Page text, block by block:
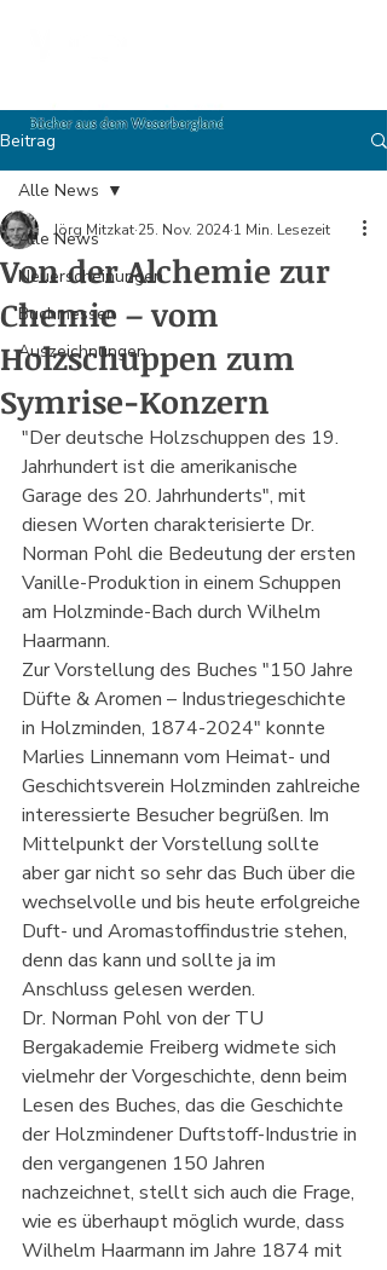
Beitrag
Alle News
Neuerscheinungen
Buchmessen
Auszeichnungen
Alle News
Von der Alchemie zur
Chemie – vom
Holzschuppen zum
Symrise-Konzern
Jörg Mitzkat 25. Nov. 2024 1 Min. Lesezeit
"Der deutsche Holzschuppen des 19.
Jahrhundert ist die amerikanische
Garage des 20. Jahrhunderts", mit
diesen Worten charakterisierte Dr.
Norman Pohl die Bedeutung der ersten
Vanille-Produktion in einem Schuppen
am Holzminde-Bach durch Wilhelm
Haarmann.
Zur Vorstellung des Buches "150 Jahre
Düfte & Aromen – Industriegeschichte
in Holzminden, 1874-2024" konnte
Marlies Linnemann vom Heimat- und
Geschichtsverein Holzminden zahlreiche
interessierte Besucher begrüßen. Im
Mittelpunkt der Vorstellung sollte
aber gar nicht so sehr das Buch über die
wechselvolle und bis heute erfolgreiche
Duft- und Aromastoffindustrie stehen,
denn das kann und sollte ja im
Anschluss gelesen werden.
Dr. Norman Pohl von der TU
Bergakademie Freiberg widmete sich
vielmehr der Vorgeschichte, denn beim
Lesen des Buches, das die Geschichte
der Holzmindener Duftstoff-Industrie in
den vergangenen 150 Jahren
nachzeichnet, stellt sich auch die Frage,
wie es überhaupt möglich wurde, dass
Wilhelm Haarmann im Jahre 1874 mit